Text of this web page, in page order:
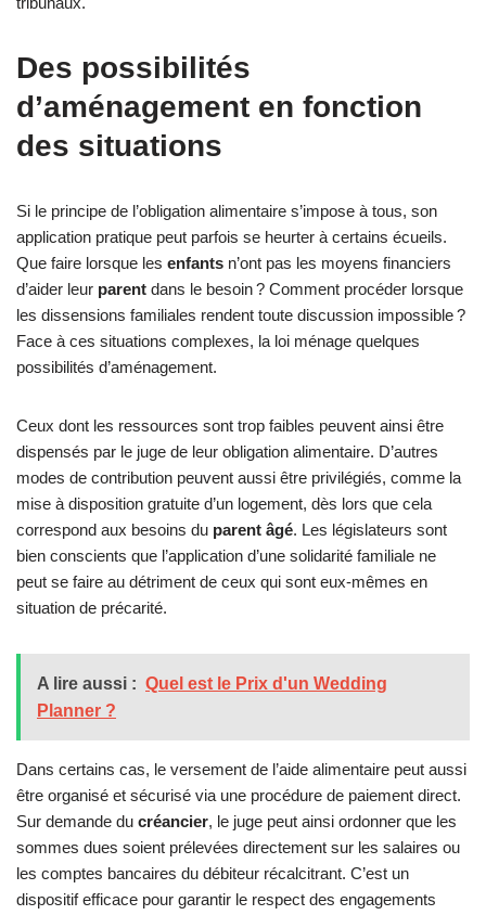
Des possibilités
d’aménagement en fonction
des situations
Si le principe de l’obligation alimentaire s’impose à tous, son
application pratique peut parfois se heurter à certains écueils.
Que faire lorsque les enfants n’ont pas les moyens financiers
d’aider leur parent dans le besoin ? Comment procéder lorsque
les dissensions familiales rendent toute discussion impossible ?
Face à ces situations complexes, la loi ménage quelques
possibilités d’aménagement.
Ceux dont les ressources sont trop faibles peuvent ainsi être
dispensés par le juge de leur obligation alimentaire. D’autres
modes de contribution peuvent aussi être privilégiés, comme la
mise à disposition gratuite d’un logement, dès lors que cela
correspond aux besoins du parent âgé. Les législateurs sont
bien conscients que l’application d’une solidarité familiale ne
peut se faire au détriment de ceux qui sont eux-mêmes en
situation de précarité.
A lire aussi : Quel est le Prix d'un Wedding
Planner ?
Dans certains cas, le versement de l’aide alimentaire peut aussi
être organisé et sécurisé via une procédure de paiement direct.
Sur demande du créancier, le juge peut ainsi ordonner que les
sommes dues soient prélevées directement sur les salaires ou
les comptes bancaires du débiteur récalcitrant. C’est un
dispositif efficace pour garantir le respect des engagements